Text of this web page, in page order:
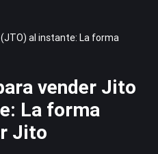
al instante: La forma
vender Jito
La forma
Jito